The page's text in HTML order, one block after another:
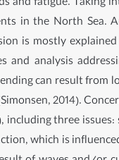
in the North Sea.
is mostly
and analysis
can result from
2014).
including three
which is